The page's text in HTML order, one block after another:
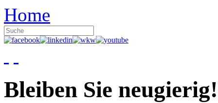
Home
Bleiben Sie neugierig!